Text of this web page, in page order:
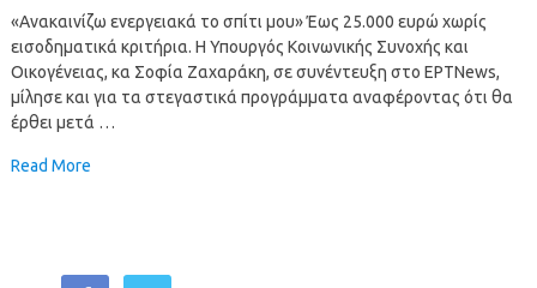
«Ανακαινίζω ενεργειακά το σπίτι μου» Έως 25.000 ευρώ χωρίς
εισοδηματικά κριτήρια. Η Υπουργός Κοινωνικής Συνοχής και
Οικογένειας, κα Σοφία Ζαχαράκη, σε συνέντευξη στο ΕΡΤNews,
μίλησε και για τα στεγαστικά προγράμματα αναφέροντας ότι θα
έρθει μετά …
Read More